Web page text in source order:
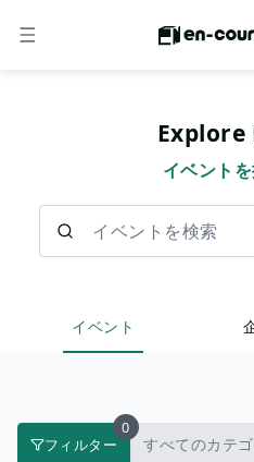
メニュー
Explore
イベント
イベント
フィルター
0
すべてのカテ